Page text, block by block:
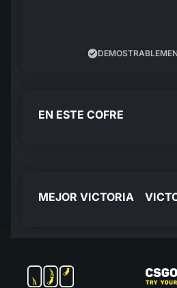
EN ESTE COFRE
MEJOR VICTORIA